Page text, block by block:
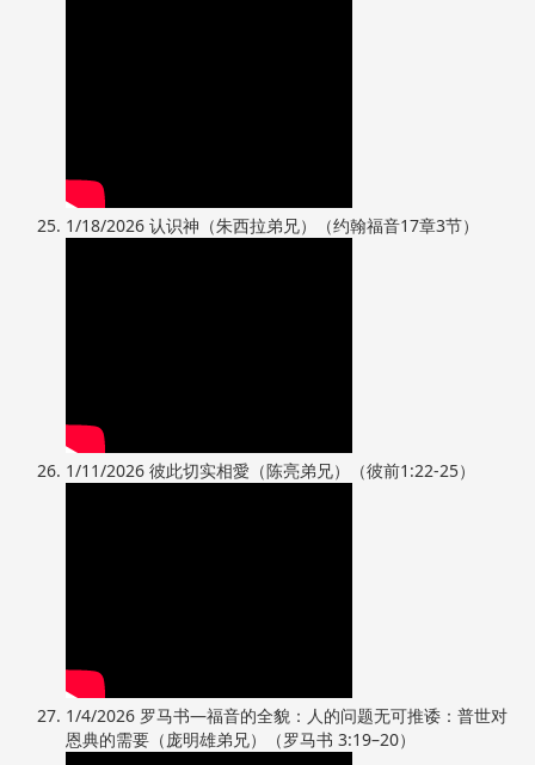
1/18/2026 认识神（朱西拉弟兄）（约翰福音17章3节）
1/11/2026 彼此切实相愛（陈亮弟兄）（彼前1:22-25）
1/4/2026 罗马书—福音的全貌：人的问题无可推诿：普世对
恩典的需要（庞明雄弟兄）（罗马书 3:19–20）